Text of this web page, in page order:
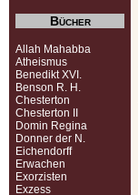
Bücher
Allah Mahabba
Atheismus
Benedikt XVI.
Benson R. H.
Chesterton
Chesterton II
Domin Regina
Donner der N.
Eichendorff
Erwachen
Exorzisten
Exzess